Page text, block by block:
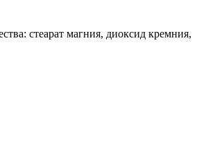
стеарат магния, диоксид кремния,